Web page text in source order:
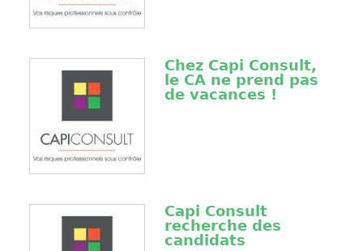
Chez Capi Consult,
le CA ne prend pas
de vacances !
Capi Consult
recherche des
candidats